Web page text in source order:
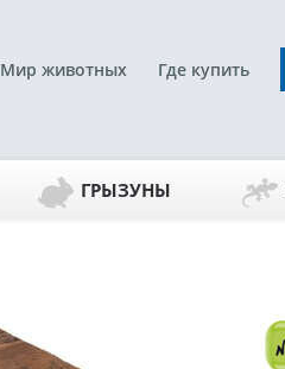
Мир животных Где купить
ГРЫЗУНЫ